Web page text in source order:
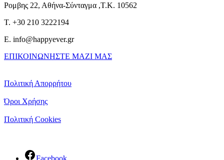
Ρομβης 22, Αθήνα-Σύνταγμα ,Τ.Κ. 10562
T. +30 210 3222194
E. info@happyever.gr
ΕΠΙΚΟΙΝΩΝΗΣΤΕ ΜΑΖΙ ΜΑΣ
Πολιτική Απορρήτου
Όροι Χρήσης
Πολιτική Cookies
Facebook